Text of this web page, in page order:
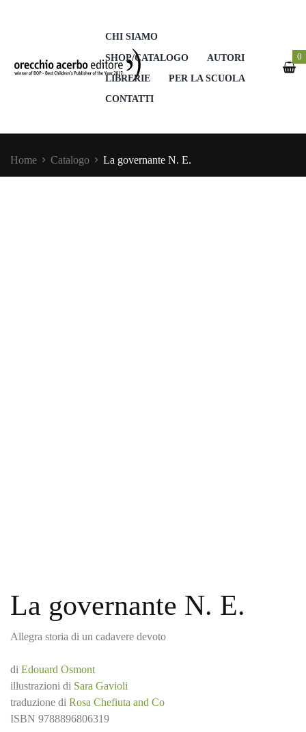
CHI SIAMO
SHOP/CATALOGO
AUTORI
LIBRERIE
PER LA SCUOLA
CONTATTI
0
Home Catalogo La governante N. E.
La governante N. E.
Allegra storia di un cadavere devoto
di Edouard Osmont
illustrazioni di Sara Gavioli
traduzione di Rosa Chefiuta and Co
ISBN 9788896806319